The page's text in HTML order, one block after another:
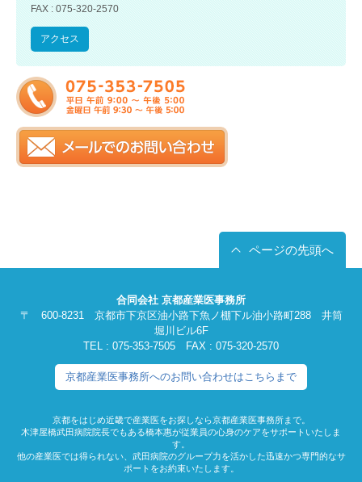
FAX : 075-320-2570
アクセス
ページの先頭へ
合同会社 京都産業医事務所
〒 600-8231 京都市下京区油小路下魚ノ棚下ル油小路町288 井筒
堀川ビル6F
TEL : 075-353-7505 FAX : 075-320-2570
京都産業医事務所へのお問い合わせはこちらまで
京都をはじめ近畿で産業医をお探しなら京都産業医事務所まで。
木津屋橋武田病院院長でもある橋本惠が従業員の心身のケアをサポートいたしま
す。
他の産業医では得られない、武田病院のグループ力を活かした迅速かつ専門的なサ
ポートをお約束いたします。